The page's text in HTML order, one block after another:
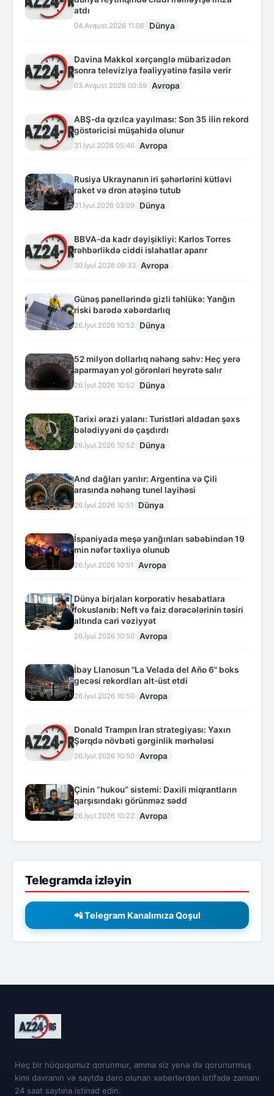
atdı
04.Avqust.2026 11:06 Dünya
Davina Makkol xərçənglə mübarizədən
sonra televiziya fəaliyyətinə fasilə verir
03.Avqust.2026 00:59 Avropa
ABŞ-da qızılca yayılması: Son 35 ilin rekord
göstəricisi müşahidə olunur
31.İyul.2026 05:46 Avropa
Rusiya Ukraynanın iri şəhərlərini kütləvi
raket və dron atəşinə tutub
31.İyul.2026 03:09 Dünya
BBVA-da kadr dəyişikliyi: Karlos Torres
rəhbərlikdə ciddi islahatlar aparır
30.İyul.2026 09:33 Avropa
Günəş panellərində gizli təhlükə: Yanğın
riski barədə xəbərdarlıq
26.İyul.2026 10:52 Dünya
52 milyon dollarlıq nəhəng səhv: Heç yerə
aparmayan yol görənləri heyrətə salır
26.İyul.2026 10:52 Dünya
Tarixi ərazi yalanı: Turistləri aldadan şəxs
bələdiyyəni də çaşdırdı
26.İyul.2026 10:52 Dünya
And dağları yarılır: Argentina və Çili
arasında nəhəng tunel layihəsi
26.İyul.2026 10:51 Dünya
İspaniyada meşə yanğınları səbəbindən 19
min nəfər təxliyə olunub
26.İyul.2026 10:51 Avropa
Dünya birjaları korporativ hesabatlara
fokuslanıb: Neft və faiz dərəcələrinin təsiri
altında cari vəziyyət
26.İyul.2026 10:50 Avropa
İbay Llanosun "La Velada del Año 6" boks
gecəsi rekordları alt-üst etdi
26.İyul.2026 10:50 Avropa
Donald Trampın İran strategiyası: Yaxın
Şərqdə növbəti gərginlik mərhələsi
26.İyul.2026 10:50 Avropa
Çinin “hukou” sistemi: Daxili miqrantların
qarşısındakı görünməz sədd
26.İyul.2026 10:22 Avropa
Telegramda izləyin
📲 Telegram Kanalımıza Qoşul
Heç bir hüququmuz qorunmur, amma siz yenə də qorunurmuş
kimi davranın və saytda dərc olunan xəbərlərdən istifadə zamanı
24 saat saytına istinad edin.